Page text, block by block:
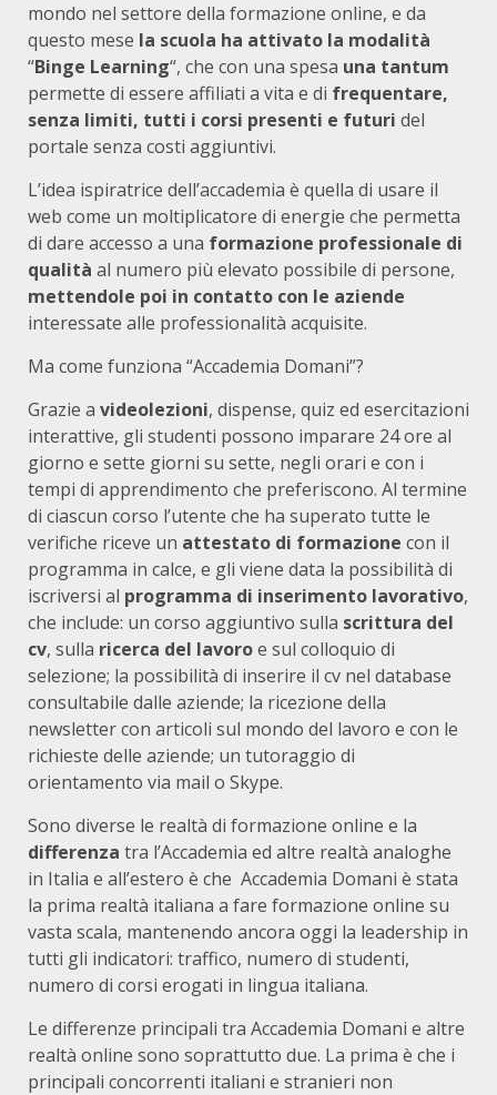
mondo nel settore della formazione online, e da
questo mese la scuola ha attivato la modalità
“Binge Learning“, che con una spesa una tantum
permette di essere affiliati a vita e di frequentare,
senza limiti, tutti i corsi presenti e futuri del
portale senza costi aggiuntivi.
L’idea ispiratrice dell’accademia è quella di usare il
web come un moltiplicatore di energie che permetta
di dare accesso a una formazione professionale di
qualità al numero più elevato possibile di persone,
mettendole poi in contatto con le aziende
interessate alle professionalità acquisite.
Ma come funziona “Accademia Domani”?
Grazie a videolezioni, dispense, quiz ed esercitazioni
interattive, gli studenti possono imparare 24 ore al
giorno e sette giorni su sette, negli orari e con i
tempi di apprendimento che preferiscono. Al termine
di ciascun corso l’utente che ha superato tutte le
verifiche riceve un attestato di formazione con il
programma in calce, e gli viene data la possibilità di
iscriversi al programma di inserimento lavorativo,
che include: un corso aggiuntivo sulla scrittura del
cv, sulla ricerca del lavoroe sul colloquio di
selezione; la possibilità di inserire il cv nel database
consultabile dalle aziende; la ricezione della
newsletter con articoli sul mondo del lavoro e con le
richieste delle aziende; un tutoraggio di
orientamento via mail o Skype.
Sono diverse le realtà di formazione online e la
differenza tra l’Accademia ed altre realtà analoghe
in Italia e all’estero è che Accademia Domani è stata
la prima realtà italiana a fare formazione online su
vasta scala, mantenendo ancora oggi la leadership in
tutti gli indicatori: traffico, numero di studenti,
numero di corsi erogati in lingua italiana.
Le differenze principali tra Accademia Domani e altre
realtà online sono soprattutto due. La prima è che i
principali concorrenti italiani e stranieri non